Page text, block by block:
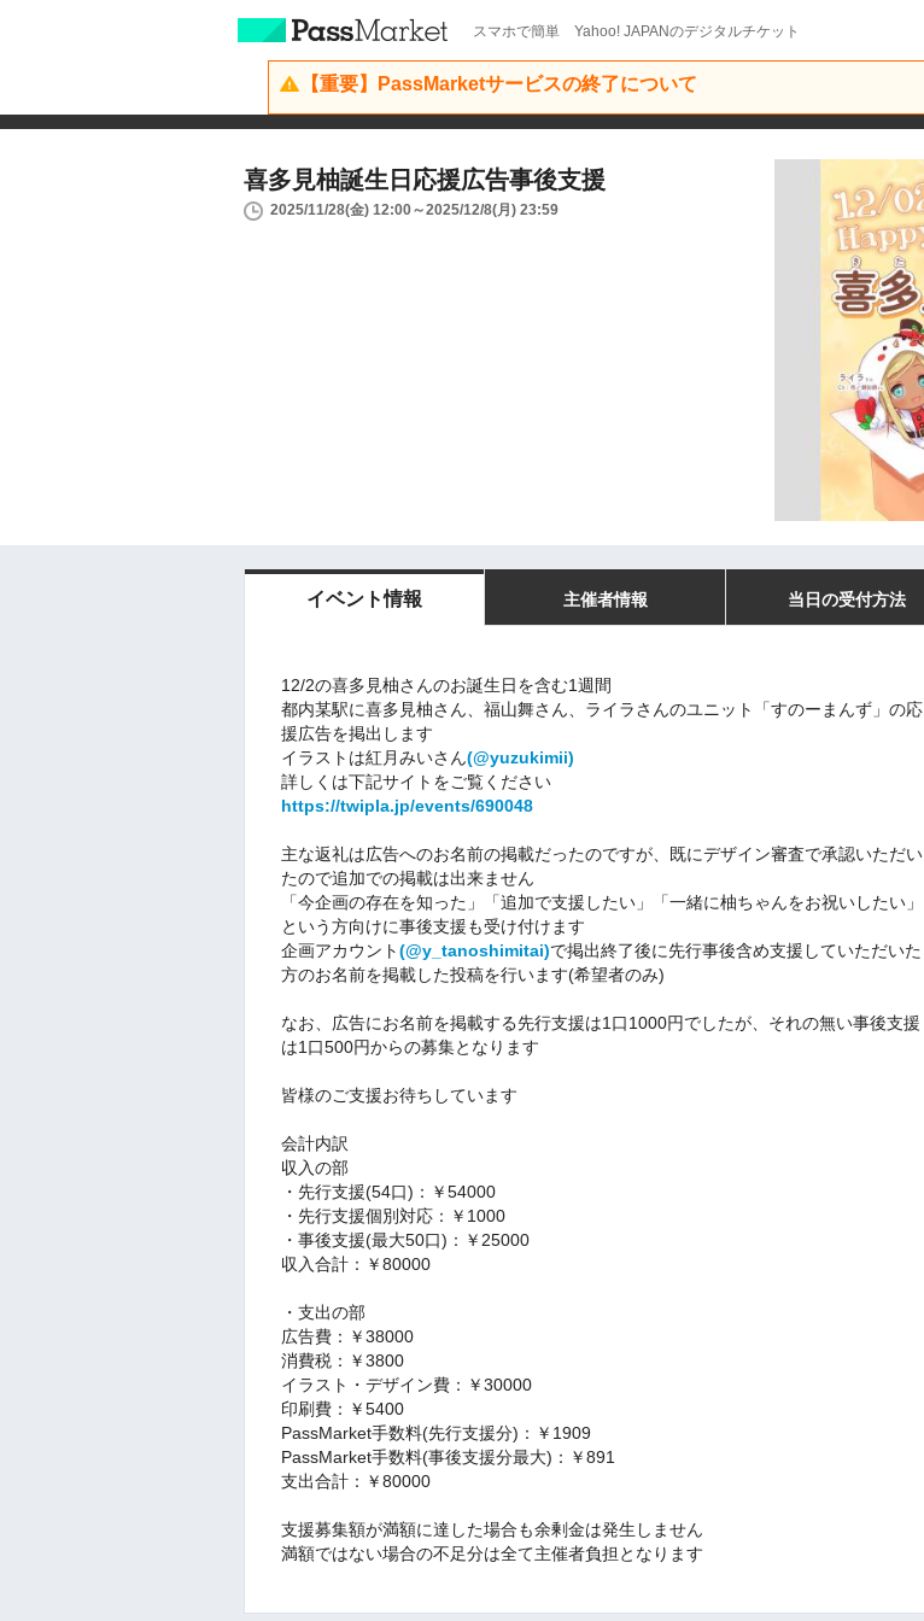
スマホで簡単 Yahoo! JAPANのデジタルチケット
【重要】PassMarketサービスの終了について
喜多見柚誕生日応援広告事後支援
2025/11/28(金) 12:00～2025/12/8(月) 23:59
イベント情報 主催者情報 当日の受付方法
12/2の喜多見柚さんのお誕生日を含む1週間
都内某駅に喜多見柚さん、福山舞さん、ライラさんのユニット「すのーまんず」の応
援広告を掲出します
イラストは紅月みいさん(@yuzukimii)
詳しくは下記サイトをご覧ください
https://twipla.jp/events/690048
主な返礼は広告へのお名前の掲載だったのですが、既にデザイン審査で承認いただい
たので追加での掲載は出来ません
「今企画の存在を知った」「追加で支援したい」「一緒に柚ちゃんをお祝いしたい」
という方向けに事後支援も受け付けます
企画アカウント(@y_tanoshimitai)で掲出終了後に先行事後含め支援していただいた
方のお名前を掲載した投稿を行います(希望者のみ)
なお、広告にお名前を掲載する先行支援は1口1000円でしたが、それの無い事後支援
は1口500円からの募集となります
皆様のご支援お待ちしています
会計内訳
収入の部
・先行支援(54口)：￥54000
・先行支援個別対応：￥1000
・事後支援(最大50口)：￥25000
収入合計：￥80000
・支出の部
広告費：￥38000
消費税：￥3800
イラスト・デザイン費：￥30000
印刷費：￥5400
PassMarket手数料(先行支援分)：￥1909
PassMarket手数料(事後支援分最大)：￥891
支出合計：￥80000
支援募集額が満額に達した場合も余剰金は発生しません
満額ではない場合の不足分は全て主催者負担となります